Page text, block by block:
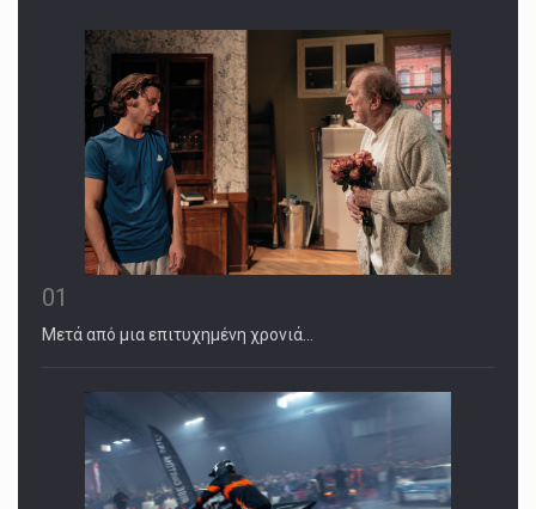
01
Μετά από μια επιτυχημένη χρονιά…